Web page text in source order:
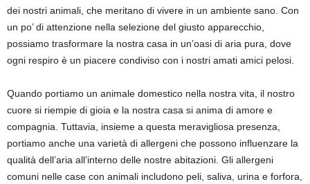
dei nostri animali, che meritano di vivere in un ambiente sano. Con
un po’ di attenzione nella selezione del giusto apparecchio,
possiamo trasformare la nostra casa in un’oasi di aria pura, dove
ogni respiro è un piacere condiviso con i nostri amati amici pelosi.
Quando portiamo un animale domestico nella nostra vita, il nostro
cuore si riempie di gioia e la nostra casa si anima di amore e
compagnia. Tuttavia, insieme a questa meravigliosa presenza,
portiamo anche una varietà di allergeni che possono influenzare la
qualità dell’aria all’interno delle nostre abitazioni. Gli allergeni
comuni nelle case con animali includono peli, saliva, urina e forfora,